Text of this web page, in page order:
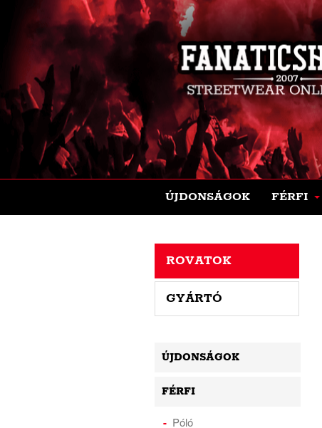
ÚJDONSÁGOK FÉRFI
ROVATOK
GYÁRTÓ
ÚJDONSÁGOK
FÉRFI
Póló